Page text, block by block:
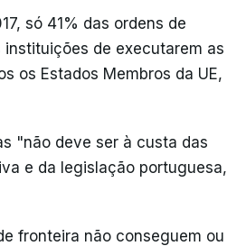
só 41% das ordens de
de executarem as
os Estados Membros da UE,
"não deve ser à custa das
e da legislação portuguesa,
fronteira não conseguem ou